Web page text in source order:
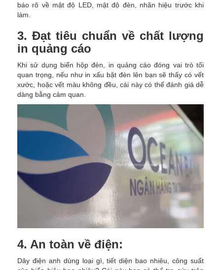
báo rõ về mật độ LED, mật độ đèn, nhãn hiệu trước khi
làm.
3. Đạt tiêu chuẩn về chất lượng
in quảng cáo
Khi sử dụng biển hộp đèn, in quảng cáo đóng vai trò tối
quan trọng, nếu như in xấu bật đèn lên bạn sẽ thấy có vết
xước, hoặc vết màu không đều, cái này có thể đánh giá dễ
dàng bằng cảm quan.
4. An toàn về điện:
Dây điện anh dùng loại gì, tiết diện bao nhiêu, công suất